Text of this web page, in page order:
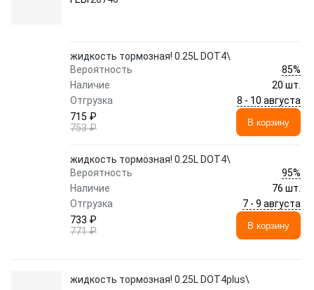
жидкость тормозная! 0.25L DOT4\
Вероятность
85%
Наличие
20 шт.
Отгрузка
8 - 10 августа
715 ₽
753 ₽
В корзину
жидкость тормозная! 0.25L DOT4\
Вероятность
95%
Наличие
76 шт.
Отгрузка
7 - 9 августа
733 ₽
771 ₽
В корзину
жидкость тормозная! 0.25L DOT4plus\